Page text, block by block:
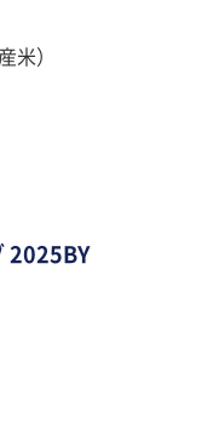
米）
2025BY